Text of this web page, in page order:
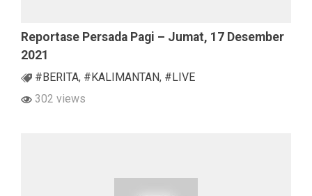
Reportase Persada Pagi – Jumat, 17 Desember
2021
#BERITA, #KALIMANTAN, #LIVE
302 views